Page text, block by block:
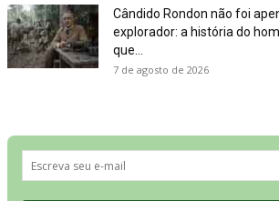
Cândido Rondon não foi
explorador: a história do
que...
7 de agosto de 2026